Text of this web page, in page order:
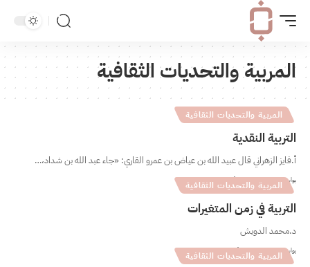
المربية والتحديات الثقافية
المربية والتحديات الثقافية
التربية النقدية
أ.فايز الزهراني قال عبيد الله بن عياض بن عمرو القاري: «جاء عبد الله بن شداد،…
بواسطةفريق بانيات 17 دقيقة للقراءة
المربية والتحديات الثقافية
التربية في زمن المتغيرات
د.محمد الدويش
بواسطةفريق بانيات 0 دقيقة للقراءة
المربية والتحديات الثقافية